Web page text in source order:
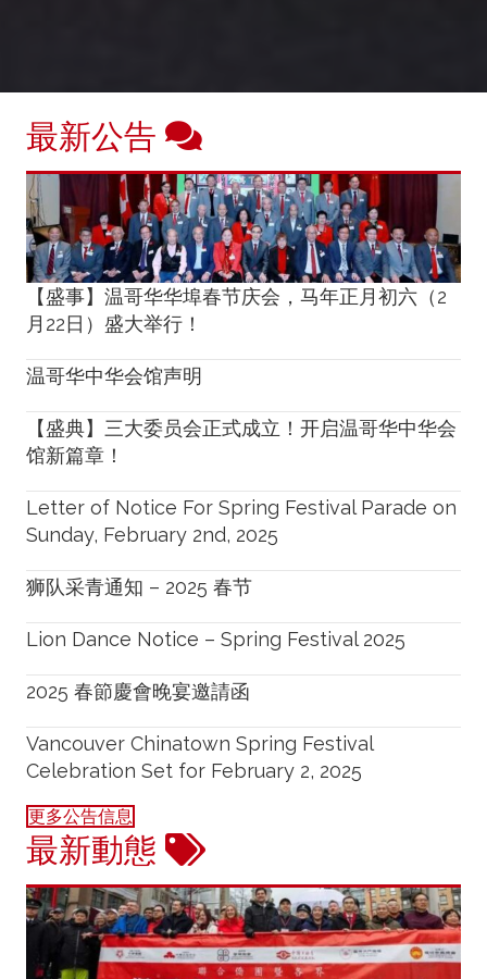
最新公告
【盛事】温哥华华埠春节庆会，马年正月初六（2
月22日）盛大举行！
温哥华中华会馆声明
【盛典】三大委员会正式成立！开启温哥华中华会
馆新篇章！
Letter of Notice For Spring Festival Parade on
Sunday, February 2nd, 2025
狮队采青通知 – 2025 春节
Lion Dance Notice – Spring Festival 2025
2025 春節慶會晚宴邀請函
Vancouver Chinatown Spring Festival
Celebration Set for February 2, 2025
更多公告信息
最新動態